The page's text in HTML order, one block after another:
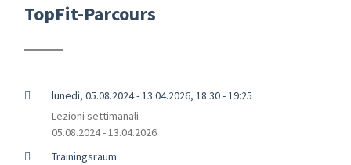
TopFit-Parcours
lunedì, 05.08.2024 - 13.04.2026, 18:30 - 19:25
Lezioni settimanali
05.08.2024 - 13.04.2026
Trainingsraum